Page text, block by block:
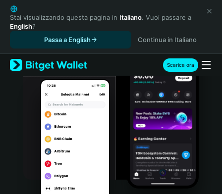
English
日本語
Tiếng Việt
Español (Latinoamérica)
Türkçe
Italiano
Português (Portugal)
Bahasa Indonesia
Stai visualizzando questa pagina in Italiano. Vuoi passare a
English?
Passa a English
Continua in Italiano
Scarica ora